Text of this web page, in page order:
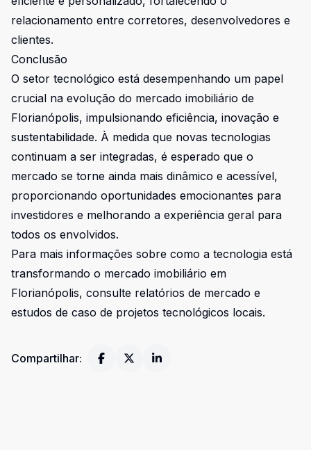
relacionamento entre corretores, desenvolvedores e
clientes.
Conclusão
O setor tecnológico está desempenhando um papel
crucial na evolução do mercado imobiliário de
Florianópolis, impulsionando eficiência, inovação e
sustentabilidade. À medida que novas tecnologias
continuam a ser integradas, é esperado que o
mercado se torne ainda mais dinâmico e acessível,
proporcionando oportunidades emocionantes para
investidores e melhorando a experiência geral para
todos os envolvidos.
Para mais informações sobre como a tecnologia está
transformando o mercado imobiliário em
Florianópolis, consulte relatórios de mercado e
estudos de caso de projetos tecnológicos locais.
Compartilhar: